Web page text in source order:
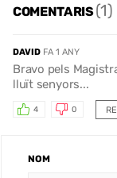
COMENTARIS(1)
DAVID FA 1 ANY
Bravo pels
lluït senyors...
4 0
NOM